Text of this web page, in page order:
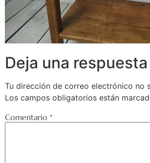
Deja una respuesta
Tu dirección de correo electrónico no
Los campos obligatorios están
Comentario *